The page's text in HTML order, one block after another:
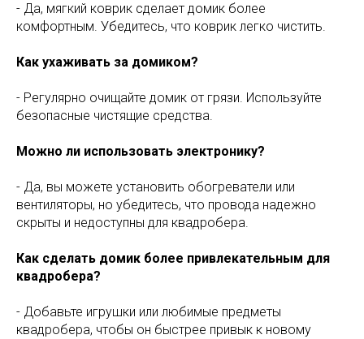
- Да, мягкий коврик сделает домик более
комфортным. Убедитесь, что коврик легко чистить.
Как ухаживать за домиком?
- Регулярно очищайте домик от грязи. Используйте
безопасные чистящие средства.
Можно ли использовать электронику?
- Да, вы можете установить обогреватели или
вентиляторы, но убедитесь, что провода надежно
скрыты и недоступны для квадробера.
Как сделать домик более привлекательным для
квадробера?
- Добавьте игрушки или любимые предметы
квадробера, чтобы он быстрее привык к новому